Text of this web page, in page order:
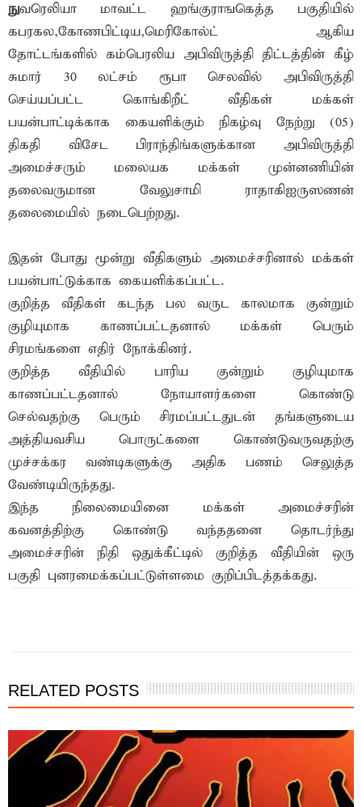
நுவரெலியா மாவட்ட ஹங்குராஙகெத்த பகுதியில்
கபரகல,கோணபிட்டிய,மெரிகோல்ட் ஆகிய
தோட்டங்களில் கம்பெரலிய அபிவிருத்தி திட்டத்தின் கீழ்
சுமார் 30 லட்சம் ரூபா செலவில் அபிவிருத்தி
செய்யப்பட்ட கொங்கிறீட் வீதிகள் மக்கள்
பயன்பாட்டிக்காக கையளிக்கும் நிகழ்வு நேற்று (05)
திகதி விசேட பிராந்திங்களுக்கான அபிவிருத்தி
அமைச்சரும் மலையக மக்கள் முன்னணியின்
தலைவருமான வேலுசாமி ராதாகிஐருஸணன்
தலைமையில் நடைபெற்றது.
இதன் போது மூன்று வீதிகளும் அமைச்சரினால் மக்கள்
பயன்பாட்டுக்காக கையளிக்கப்பட்ட.
குறித்த வீதிகள் கடந்த பல வருட காலமாக குன்றும்
குழியுமாக காணப்பட்டதனால் மக்கள் பெரும்
சிரமங்களை எதிர் நோக்கினர்.
குறித்த வீதியில் பாரிய குன்றும் குழியுமாக
காணப்பட்டதனால் நோயாளர்களை கொண்டு
செல்வதற்கு பெரும் சிரமப்பட்டதுடன் தங்களுடைய
அத்தியவசிய பொருட்களை கொண்டுவருவதற்கு
முச்சக்கர வண்டிகளுக்கு அதிக பணம் செலுத்த
வேண்டியிருந்தது.
இந்த நிலைமையினை மக்கள் அமைச்சரின்
கவனத்திற்கு கொண்டு வந்ததனை தொடர்ந்து
அமைச்சரின் நிதி ஒதுக்கீட்டில் குறித்த வீதியின் ஒரு
பகுதி புனரமைக்கப்பட்டுள்ளமை குறிப்பிடத்தக்கது.
RELATED POSTS